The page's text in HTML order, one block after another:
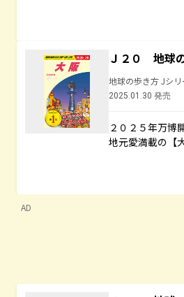
Ｊ２０ 地球
地球の歩き方 Jシリ
2025.01.30 発売
２０２５年万博
地元愛満載の【
AD